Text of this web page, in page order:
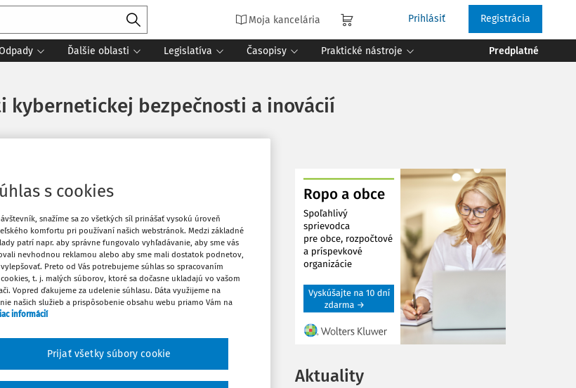
Moja kancelária Prihlásiť Registrácia
Ďalšie oblasti Legislatíva Časopisy Praktické nástroje Predplatné
kybernetickej bezpečnosti a inovácií
inštitúcie verejnej správy.
vás pozýva na podujatie
Miestneho úradu Ružinov v
a pripravenosti verejných
Keďže je kapacita
Obľúbené
Stiahnuť
Aktuality
s cookies
snažíme sa zo všetkých síl prinášať vysokú úroveň
komfortu pri používaní našich webstránok. Medzi základné
patrí napr. aby správne fungovalo vyhľadávanie, aby sme vás
nevhodnou reklamou alebo aby sme mali dostatok podnetov,
Preto od Vás potrebujeme súhlas so spracovaním
t. j. malých súborov, ktoré sa dočasne ukladajú vo vašom
Vopred ďakujeme za udelenie súhlasu. Dáta využijeme na
našich služieb a prispôsobenie obsahu webu priamo Vám na
informácií
Prijať všetky súbory cookie